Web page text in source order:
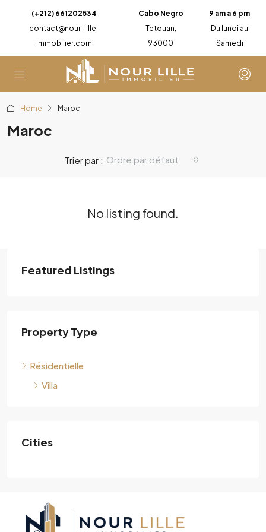
(+212) 661202534
contact@nour-lille-
immobilier.com
Cabo Negro
Tetouan,
93000
9 am a 6 pm
Du lundi au
Samedi
Home Maroc
Maroc
Trier par : Ordre par défaut
No listing found.
Featured Listings
Property Type
Résidentielle
Villa
Cities